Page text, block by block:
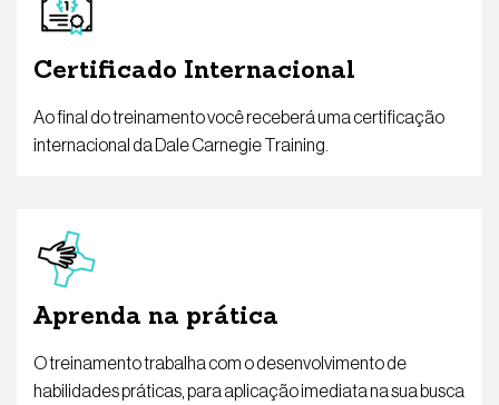
Certificado Internacional
Ao final do treinamento você receberá uma certificação
internacional da Dale Carnegie Training.
Aprenda na prática
O treinamento trabalha com o desenvolvimento de
habilidades práticas, para aplicação imediata na sua busca